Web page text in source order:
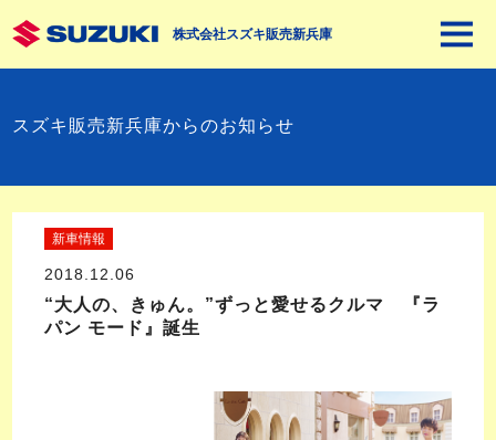
株式会社スズキ販売新兵庫
スズキ販売新兵庫からのお知らせ
新車情報
2018.12.06
“大人の、きゅん。”ずっと愛せるクルマ 『ラ
パン モード』誕生